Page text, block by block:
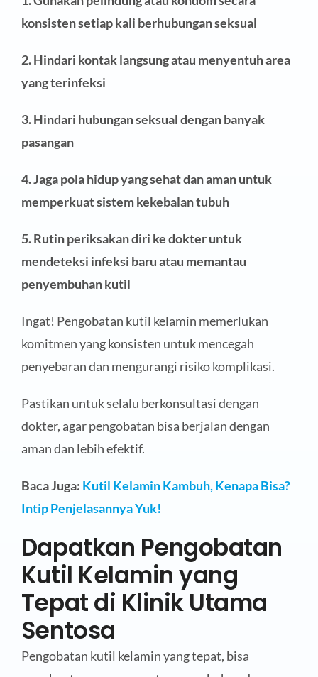
konsisten setiap kali berhubungan seksual
2. Hindari kontak langsung atau menyentuh area
yang terinfeksi
3. Hindari hubungan seksual dengan banyak
pasangan
4. Jaga pola hidup yang sehat dan aman untuk
memperkuat sistem kekebalan tubuh
5. Rutin periksakan diri ke dokter untuk
mendeteksi infeksi baru atau memantau
penyembuhan kutil
Ingat! Pengobatan kutil kelamin memerlukan
komitmen yang konsisten untuk mencegah
penyebaran dan mengurangi risiko komplikasi.
Pastikan untuk selalu berkonsultasi dengan
dokter, agar pengobatan bisa berjalan dengan
aman dan lebih efektif.
Baca Juga: Kutil Kelamin Kambuh, Kenapa Bisa?
Intip Penjelasannya Yuk!
Dapatkan Pengobatan
Kutil Kelamin yang
Tepat di Klinik Utama
Sentosa
Pengobatan kutil kelamin yang tepat, bisa